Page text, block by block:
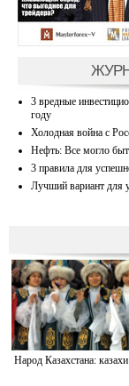
3 вредные
году
Холодная война с
Нефть: Все могло
3 правила для
Лучший вариант для
Народ Казахстана: казахи